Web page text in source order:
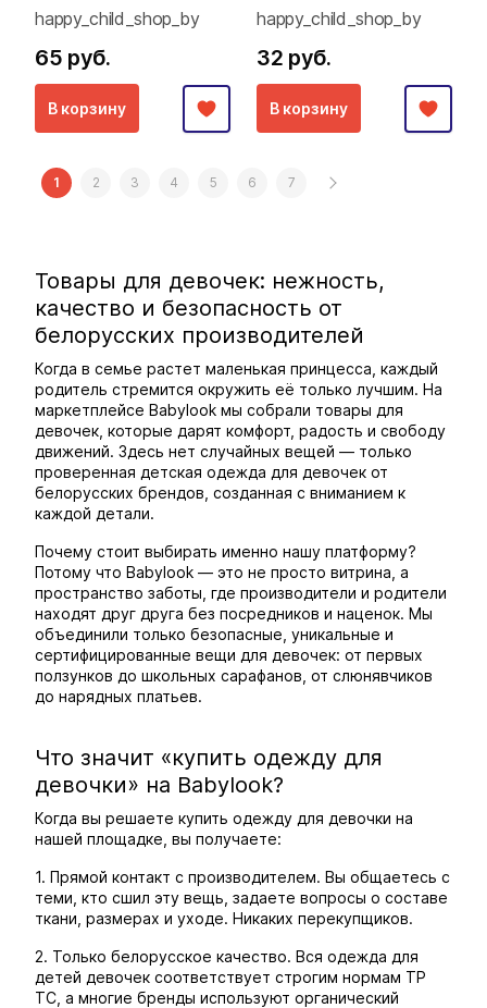
happy_child_shop_by
65 руб.
В корзину
happy_child_shop_by
32 руб.
В корзину
1 2 3 4 5 6 7
Товары для девочек: нежность,
качество и безопасность от
белорусских производителей
Когда в семье растет маленькая принцесса, каждый
родитель стремится окружить её только лучшим. На
маркетплейсе Babylook мы собрали товары для
девочек, которые дарят комфорт, радость и свободу
движений. Здесь нет случайных вещей — только
проверенная детская одежда для девочек от
белорусских брендов, созданная с вниманием к
каждой детали.
Почему стоит выбирать именно нашу платформу?
Потому что Babylook — это не просто витрина, а
пространство заботы, где производители и родители
находят друг друга без посредников и наценок. Мы
объединили только безопасные, уникальные и
сертифицированные вещи для девочек: от первых
ползунков до школьных сарафанов, от слюнявчиков
до нарядных платьев.
Что значит «купить одежду для
девочки» на Babylook?
Когда вы решаете купить одежду для девочки на
нашей площадке, вы получаете:
1. Прямой контакт с производителем. Вы общаетесь с
теми, кто сшил эту вещь, задаете вопросы о составе
ткани, размерах и уходе. Никаких перекупщиков.
2. Только белорусское качество. Вся одежда для
детей девочек соответствует строгим нормам ТР
ТС, а многие бренды используют органический